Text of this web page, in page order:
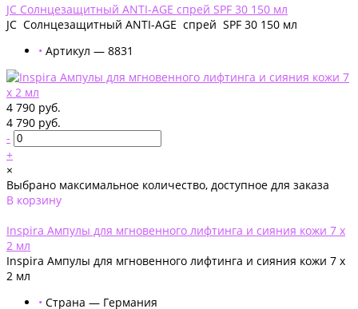
JС Солнцезащитный ANTI-AGE спрей SPF 30 150 мл
JС Солнцезащитный ANTI-AGE спрей SPF 30 150 мл
• Артикул — 8831
4 790 руб.
4 790 руб.
-
+
×
Выбрано максимальное количество, доступное для заказа
В корзину
Inspira Ампулы для мгновенного лифтинга и сияния кожи 7 х
2 мл
Inspira Ампулы для мгновенного лифтинга и сияния кожи 7 х
2 мл
• Страна — Германия